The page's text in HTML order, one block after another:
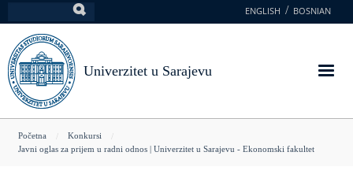
na
glavni
sadržaj
ENGLISH BOSNIAN
Univerzitet u Sarajevu
You
Početna
Konkursi
Javni oglas za prijem u radni odnos | Univerzitet u Sarajevu - Ekonomski fakultet